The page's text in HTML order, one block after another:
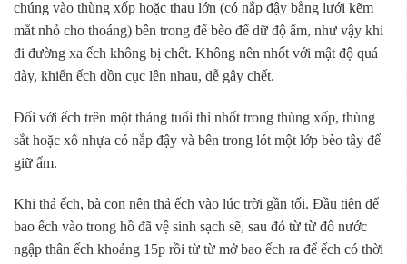
chúng vào thùng xốp hoặc thau lớn (có nắp đậy bằng lưới kẽm
mắt nhỏ cho thoáng) bên trong để bèo để dữ độ ẩm, như vậy khi
đi đường xa ếch không bị chết. Không nên nhốt với mật độ quá
dày, khiến ếch dồn cục lên nhau, dễ gây chết.
Đối với ếch trên một tháng tuổi thì nhốt trong thùng xốp, thùng
sắt hoặc xô nhựa có nắp đậy và bên trong lót một lớp bèo tây để
giữ ẩm.
Khi thả ếch, bà con nên thả ếch vào lúc trời gần tối. Đầu tiên để
bao ếch vào trong hồ đã vệ sinh sạch sẽ, sau đó từ từ đổ nước
ngập thân ếch khoảng 15p rồi từ từ mở bao ếch ra để ếch có thời